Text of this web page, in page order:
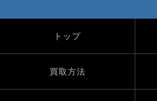
トップ
買取方法